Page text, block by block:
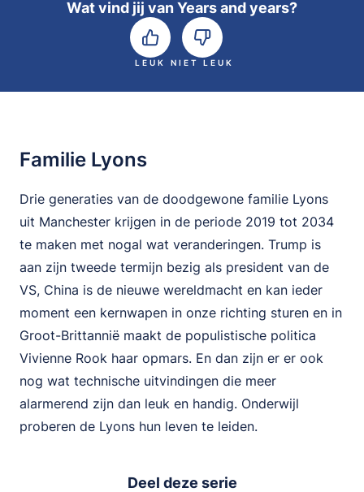
Wat vind jij van Years and years?
LEUK NIET LEUK
Familie Lyons
Drie generaties van de doodgewone familie Lyons
uit Manchester krijgen in de periode 2019 tot 2034
te maken met nogal wat veranderingen. Trump is
aan zijn tweede termijn bezig als president van de
VS, China is de nieuwe wereldmacht en kan ieder
moment een kernwapen in onze richting sturen en in
Groot-Brittannië maakt de populistische politica
Vivienne Rook haar opmars. En dan zijn er er ook
nog wat technische uitvindingen die meer
alarmerend zijn dan leuk en handig. Onderwijl
proberen de Lyons hun leven te leiden.
Deel deze serie